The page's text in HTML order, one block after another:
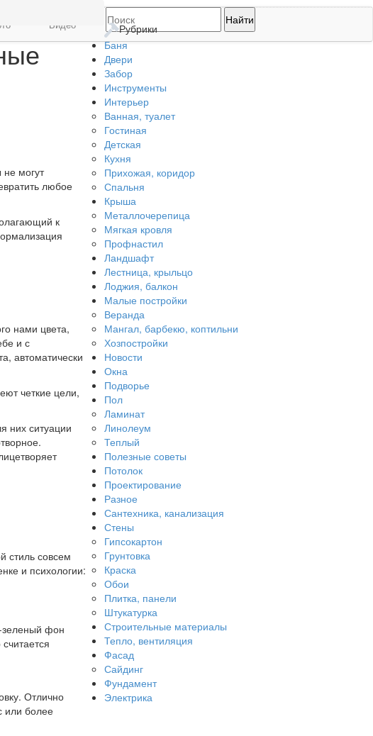
Видео
могут
любое
к
нами цвета,
и с
автоматически
четкие цели,
них ситуации
стиль совсем
и психологии:
зеленый фон
Отлично
или более
Рубрики
Баня
Двери
Забор
Инструменты
Интерьер
Ванная, туалет
Гостиная
Детская
Кухня
Прихожая, коридор
Спальня
Крыша
Металлочерепица
Мягкая кровля
Профнастил
Ландшафт
Лестница, крыльцо
Лоджия, балкон
Малые постройки
Веранда
Мангал, барбекю, коптильни
Хозпостройки
Новости
Окна
Подворье
Пол
Ламинат
Линолеум
Теплый
Полезные советы
Потолок
Проектирование
Разное
Сантехника, канализация
Стены
Гипсокартон
Грунтовка
Краска
Обои
Плитка, панели
Штукатурка
Строительные материалы
Тепло, вентиляция
Фасад
Сайдинг
Фундамент
Электрика